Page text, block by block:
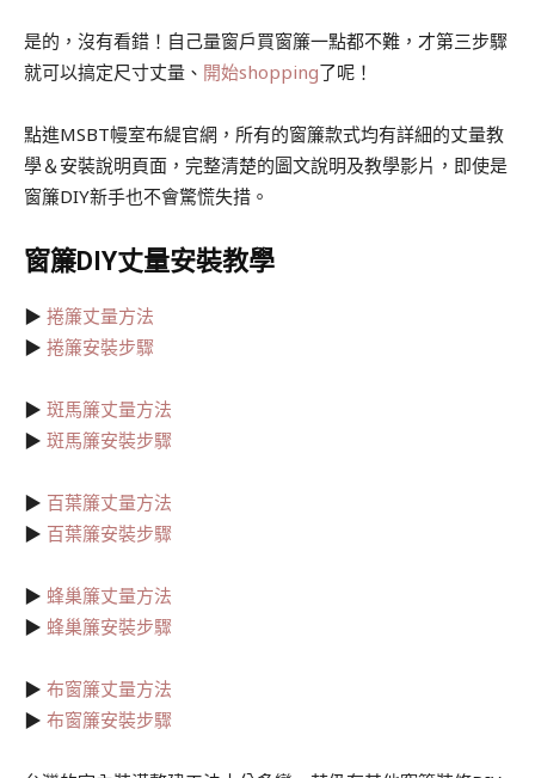
是的，沒有看錯！自己量窗戶買窗簾一點都不難，才第三步驟
就可以搞定尺寸丈量、 開始shopping了呢！
點進MSBT幔室布緹官網，所有的窗簾款式均有詳細的丈量教
學＆安裝說明頁面，完整清楚的圖文說明及教學影片，即使是
窗簾DIY新手也不會驚慌失措。
窗簾DIY丈量安裝教學
▶︎ 捲簾丈量方法
▶︎ 捲簾安裝步驟
▶︎ 斑馬簾丈量方法
▶︎ 斑馬簾安裝步驟
▶︎ 百葉簾丈量方法
▶︎ 百葉簾安裝步驟
▶︎ 蜂巢簾丈量方法
▶︎ 蜂巢簾安裝步驟
▶︎ 布窗簾丈量方法
▶︎ 布窗簾安裝步驟